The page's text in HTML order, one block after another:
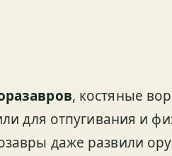
, костяные
для отпугивания и
даже развили